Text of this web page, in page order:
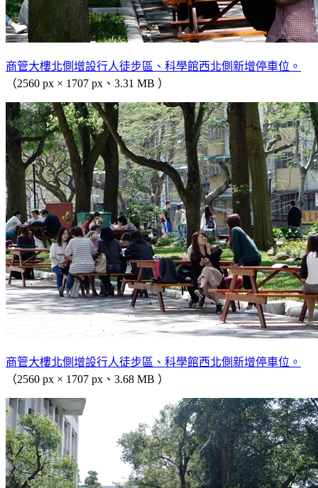
商管大樓北側增設行人徒步區、科學館西北側新增停車位。
（2560 px × 1707 px、3.31 MB ）
商管大樓北側增設行人徒步區、科學館西北側新增停車位。
（2560 px × 1707 px、3.68 MB ）